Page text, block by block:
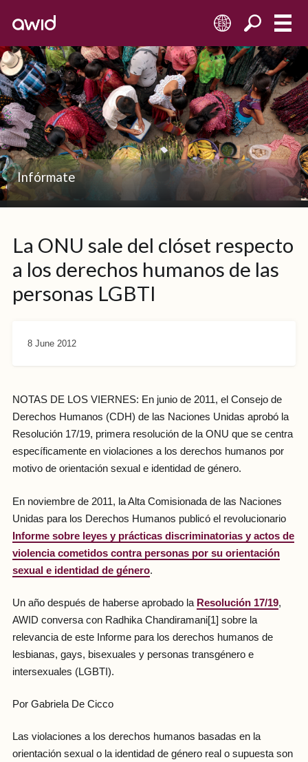
ES
Infórmate
La ONU sale del clóset respecto
a los derechos humanos de las
personas LGBTI
8 June 2012
NOTAS DE LOS VIERNES: En junio de 2011, el Consejo de
Derechos Humanos (CDH) de las Naciones Unidas aprobó la
Resolución 17/19, primera resolución de la ONU que se centra
específicamente en violaciones a los derechos humanos por
motivo de orientación sexual e identidad de género.
En noviembre de 2011, la Alta Comisionada de las Naciones
Unidas para los Derechos Humanos publicó el revolucionario
Informe sobre leyes y prácticas discriminatorias y actos de
violencia cometidos contra personas por su orientación
sexual e identidad de género.
Un año después de haberse aprobado la Resolución 17/19,
AWID conversa con Radhika Chandiramani[1] sobre la
relevancia de este Informe para los derechos humanos de
lesbianas, gays, bisexuales y personas transgénero e
intersexuales (LGBTI).
Por Gabriela De Cicco
Las violaciones a los derechos humanos basadas en la
orientación sexual o la identidad de género real o supuesta son